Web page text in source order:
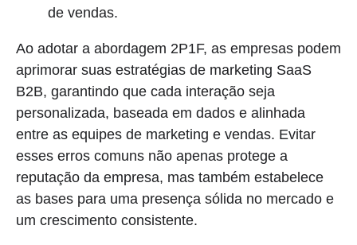
de vendas.
Ao adotar a abordagem 2P1F, as empresas podem
aprimorar suas estratégias de marketing SaaS
B2B, garantindo que cada interação seja
personalizada, baseada em dados e alinhada
entre as equipes de marketing e vendas. Evitar
esses erros comuns não apenas protege a
reputação da empresa, mas também estabelece
as bases para uma presença sólida no mercado e
um crescimento consistente.